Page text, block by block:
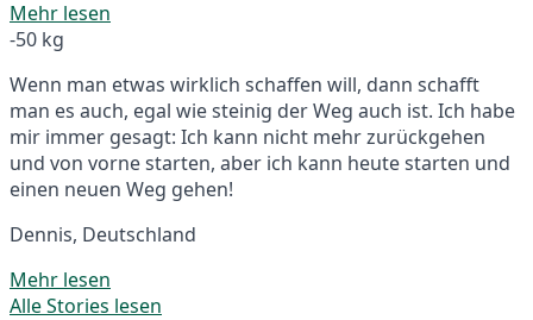
Mehr lesen
-50 kg
Wenn man etwas wirklich schaffen will, dann schafft
man es auch, egal wie steinig der Weg auch ist. Ich habe
mir immer gesagt: Ich kann nicht mehr zurückgehen
und von vorne starten, aber ich kann heute starten und
einen neuen Weg gehen!
Dennis, Deutschland
Mehr lesen
Alle Stories lesen